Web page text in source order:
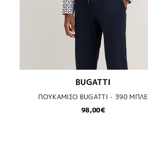
BUGATTI
ΠΟΥΚΑΜΙΣΟ BUGATTI - 390 ΜΠΛΕ
98,00€